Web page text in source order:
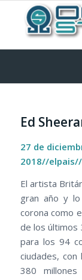
Ed
27 de
2018//
El artista
gran año y
corona como
de los últimos
para los 94
ciudades,
380